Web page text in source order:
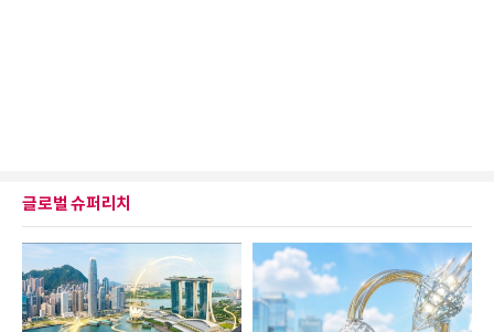
글로벌 슈퍼리치